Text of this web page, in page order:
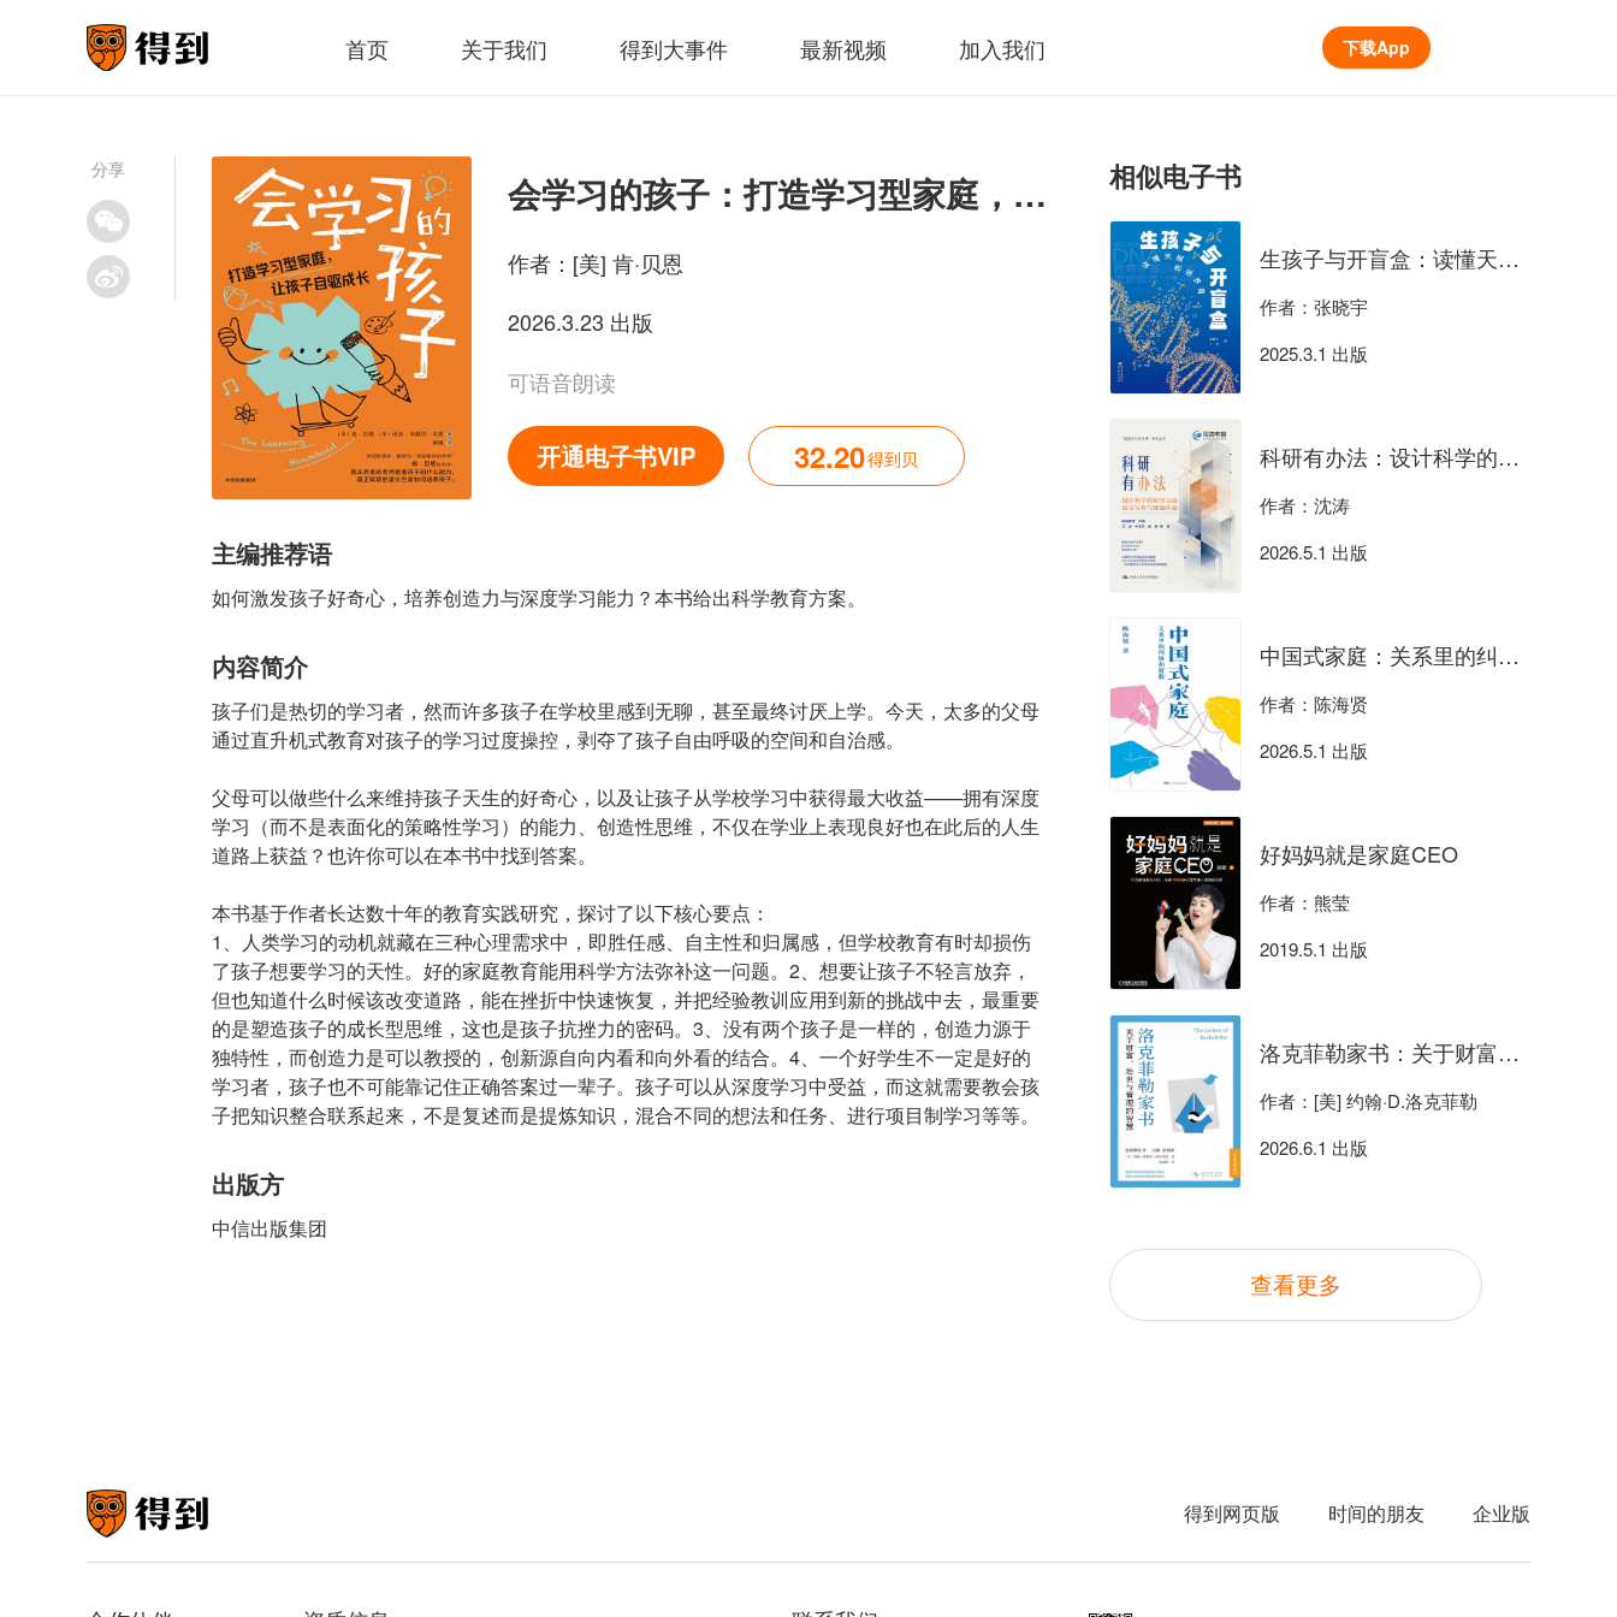
首页 关于我们 得到大事件 最新视频 加入我们 下载App
分享
会学习的孩子：打造学习型家庭，让孩子自驱成长
作者： [美] 肯·贝恩
2026.3.23 出版
可语音朗读
开通电子书VIP 32.20得到贝
主编推荐语
如何激发孩子好奇心，培养创造力与深度学习能力？本书给出科学教育方案。
内容简介
孩子们是热切的学习者，然而许多孩子在学校里感到无聊，甚至最终讨厌上学。今天，太多的父母
通过直升机式教育对孩子的学习过度操控，剥夺了孩子自由呼吸的空间和自治感。
父母可以做些什么来维持孩子天生的好奇心，以及让孩子从学校学习中获得最大收益——拥有深度
学习（而不是表面化的策略性学习）的能力、创造性思维，不仅在学业上表现良好也在此后的人生
道路上获益？也许你可以在本书中找到答案。
本书基于作者长达数十年的教育实践研究，探讨了以下核心要点：
1、人类学习的动机就藏在三种心理需求中，即胜任感、自主性和归属感，但学校教育有时却损伤
了孩子想要学习的天性。好的家庭教育能用科学方法弥补这一问题。2、想要让孩子不轻言放弃，
但也知道什么时候该改变道路，能在挫折中快速恢复，并把经验教训应用到新的挑战中去，最重要
的是塑造孩子的成长型思维，这也是孩子抗挫力的密码。3、没有两个孩子是一样的，创造力源于
独特性，而创造力是可以教授的，创新源自向内看和向外看的结合。4、一个好学生不一定是好的
学习者，孩子也不可能靠记住正确答案过一辈子。孩子可以从深度学习中受益，而这就需要教会孩
子把知识整合联系起来，不是复述而是提炼知识，混合不同的想法和任务、进行项目制学习等等。
出版方
中信出版集团
相似电子书
生孩子与开盲盒：读懂天赋，松弛养育
作者：张晓宇
2025.3.1 出版
科研有办法：设计科学的研究方法、论文写作与课题申报
作者：沈涛
2026.5.1 出版
中国式家庭：关系里的纠缠和解脱
作者：陈海贤
2026.5.1 出版
好妈妈就是家庭CEO
作者：熊莹
2019.5.1 出版
洛克菲勒家书：关于财富、处世与管理的智慧
作者：[美] 约翰·D.洛克菲勒
2026.6.1 出版
查看更多
得到网页版 时间的朋友 企业版